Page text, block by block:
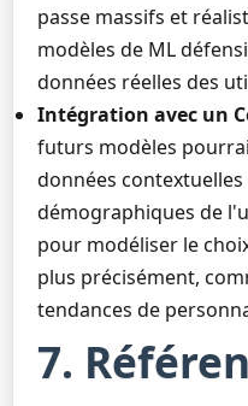
passe massifs et
modèles de ML
données réelles des
Intégration avec un
futurs modèles
données
démographiques de
pour modéliser le
plus précisément,
tendances de
7.